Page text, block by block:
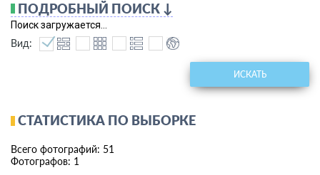
ЗАРЕГИСТРИРОВАТЬСЯ
ПОДРОБНЫЙ ПОИСК ↓
Поиск загружается...
Вид:
ИСКАТЬ
СТАТИСТИКА ПО ВЫБОРКЕ
Всего фотографий: 51
Фотографов: 1